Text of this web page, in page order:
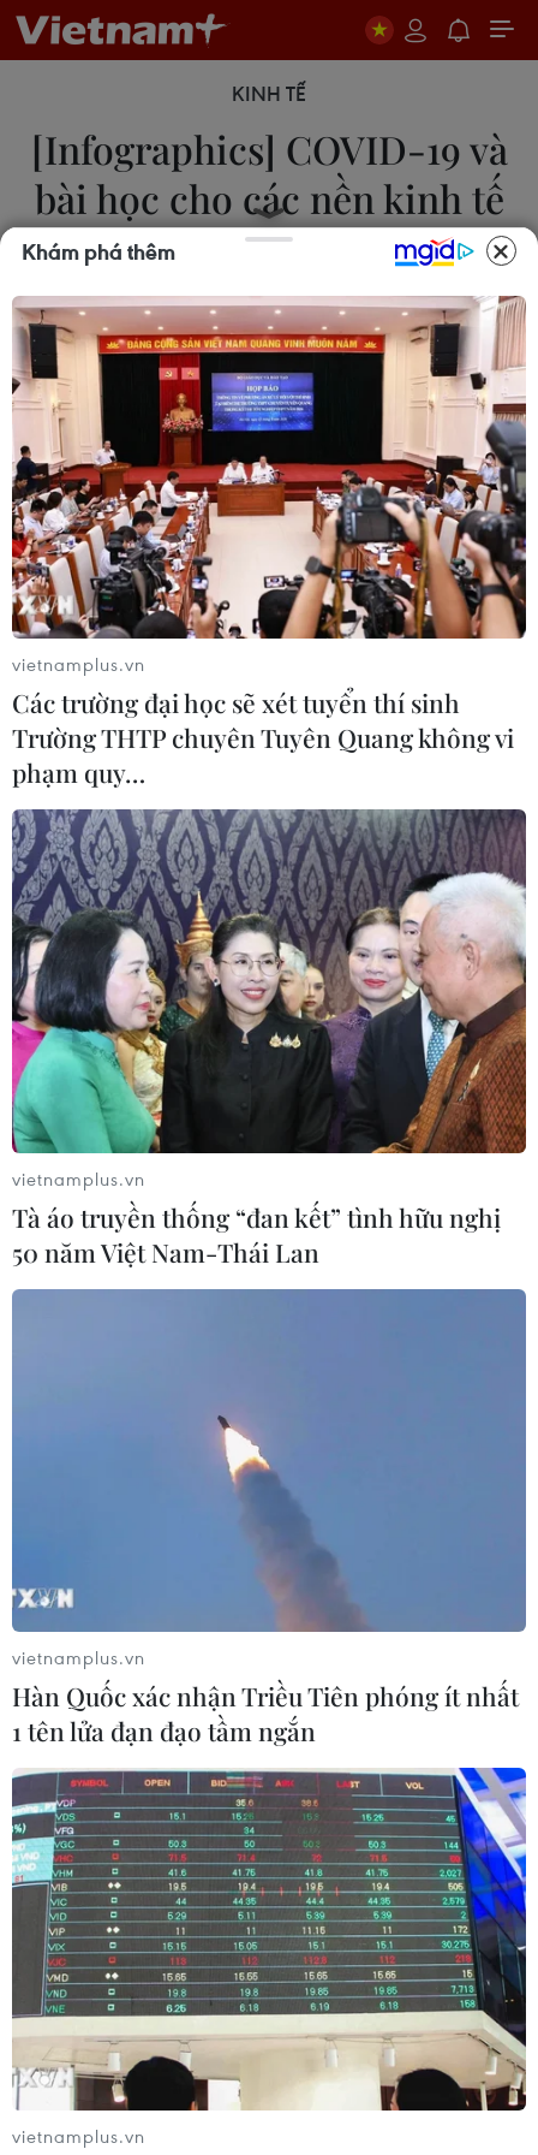
KINH TẾ
[Infographics] COVID-19 và
bài học cho các nền kinh tế
Các nền kinh tế cần hướng tới một mô hình tăng
trưởng giản đơn, tôn trọng tính hữu hạn, điều chỉnh
lại lĩnh vực tài chính, bảo hộ hệ thống sinh thái, xã
hội và dịch tễ.
(Nhấp chuột để xem kích thước chuẩn)
tế hiện nay là dễ tổn thương và cuộc khủng
hoảng do đại dịch viêm đường hô hấp cấp
COVID-19 gây ra là khác biệt hẳn so với những
cú sốc kinh tế trước đây./.
(TTXVN/Vietnam+)
Khám phá thêm
vietnamplus.vn
Các trường đại học sẽ xét tuyển thí sinh
Trường THTP chuyên Tuyên Quang không vi
phạm quy…
vietnamplus.vn
Tà áo truyền thống “đan kết” tình hữu nghị
50 năm Việt Nam-Thái Lan
vietnamplus.vn
Hàn Quốc xác nhận Triều Tiên phóng ít nhất
1 tên lửa đạn đạo tầm ngắn
vietnamplus.vn